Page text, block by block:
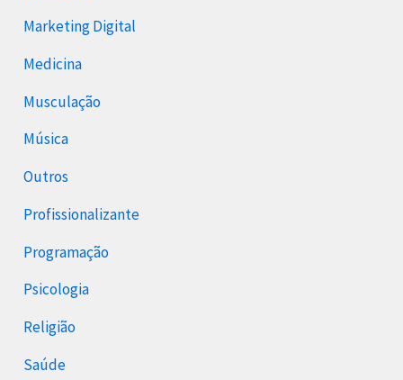
Marketing Digital
Medicina
Musculação
Música
Outros
Profissionalizante
Programação
Psicologia
Religião
Saúde